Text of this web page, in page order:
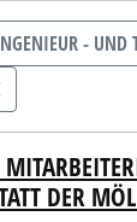
- UND
DER